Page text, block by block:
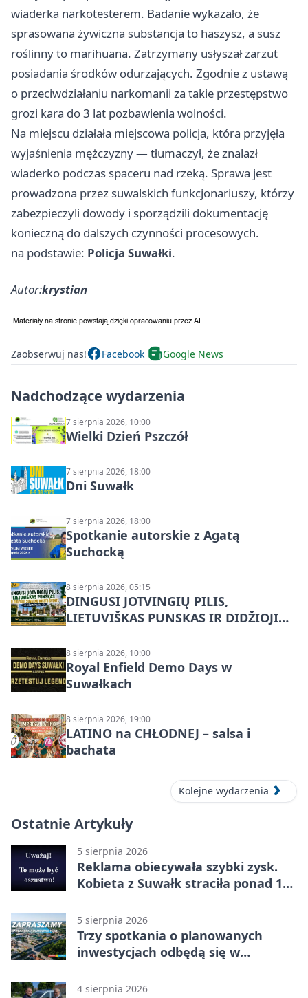
wiaderka narkotesterem. Badanie wykazało, że
sprasowana żywiczna substancja to haszysz, a susz
roślinny to marihuana. Zatrzymany usłyszał zarzut
posiadania środków odurzających. Zgodnie z ustawą
o przeciwdziałaniu narkomanii za takie przestępstwo
grozi kara do 3 lat pozbawienia wolności.
Na miejscu działała miejscowa policja, która przyjęła
wyjaśnienia mężczyzny — tłumaczył, że znalazł
wiaderko podczas spaceru nad rzeką. Sprawa jest
prowadzona przez suwalskich funkcjonariuszy, którzy
zabezpieczyli dowody i sporządzili dokumentację
konieczną do dalszych czynności procesowych.
na podstawie: Policja Suwałki.
Autor:krystian
Zaobserwuj nas! Facebook Google News
Nadchodzące wydarzenia
7 sierpnia 2026, 10:00
Wielki Dzień Pszczół
7 sierpnia 2026, 18:00
Dni Suwałk
7 sierpnia 2026, 18:00
Spotkanie autorskie z Agatą
Suchocką
8 sierpnia 2026, 05:15
DINGUSI JOTVINGIŲ PILIS,
LIETUVIŠKAS PUNSKAS IR DIDŽIOJI
DZŪKIJOS – jednodienė kelionė
8 sierpnia 2026, 10:00
Royal Enfield Demo Days w
Suwałkach
8 sierpnia 2026, 19:00
LATINO na CHŁODNEJ – salsa i
bachata
Kolejne wydarzenia
Ostatnie Artykuły
5 sierpnia 2026
Reklama obiecywała szybki zysk.
Kobieta z Suwałk straciła ponad 190
5 sierpnia 2026
Trzy spotkania o planowanych
inwestycjach odbędą się w
4 sierpnia 2026